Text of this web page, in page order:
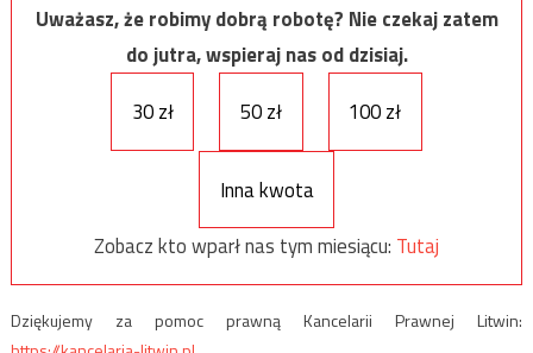
Uważasz, że robimy dobrą robotę? Nie czekaj zatem
do jutra, wspieraj nas od dzisiaj.
30 zł
50 zł 100 zł
Inna kwota
Zobacz kto wparł nas tym miesiącu: Tutaj
Dziękujemy za pomoc prawną Kancelarii Prawnej Litwin: